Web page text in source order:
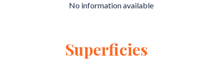
No information available
Superficies